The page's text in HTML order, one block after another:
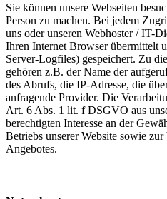
Sie können unsere Webseiten
Person zu machen. Bei jedem
uns oder unseren Webhoster / IT-
Ihren Internet Browser übermittelt
Server-Logfiles) gespeichert. Zu
gehören z.B. der Name der
des Abrufs, die IP-Adresse, die
anfragende Provider. Die
Art. 6 Abs. 1 lit. f DSGVO aus
berechtigten Interesse an der
Betriebs unserer Website sowie zur
Angebotes.